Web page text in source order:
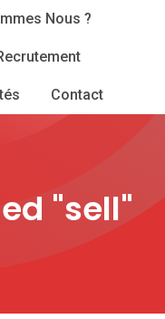
Nous ?
Contact
"sell"